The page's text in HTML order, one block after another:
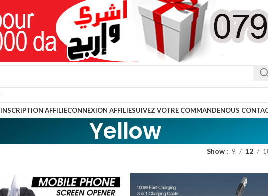
INSCRIPTION AFFILIECONNEXION AFFILIESUIVEZ VOTRE COMMANDENOUS
Yellow
Show 9 12